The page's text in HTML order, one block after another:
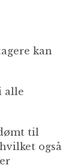
kan
alle
til
også